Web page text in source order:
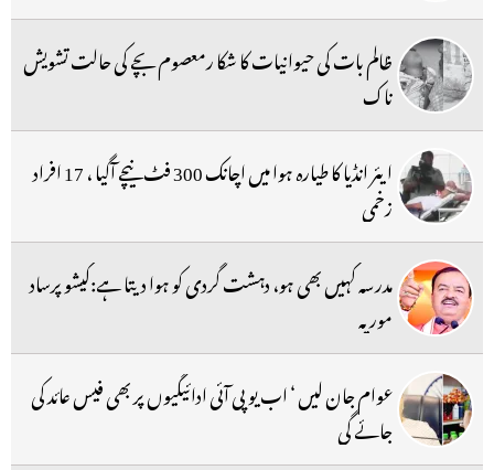
ظالم بات کی حیوانیات کا شکا رمعصوم بچے کی حالت تشویش
ناک
ایئر انڈیا کا طیارہ ہوا میں اچانک 300 فٹ نیچے آگیا ، 17 افراد
زخمی
مدرسہ کہیں بھی ہو، دہشت گردی کو ہوا دیتا ہے:کیشو پرساد
موریہ
عوام جان لیں ‘ اب یو پی آئی ادائیگیوں پر بھی فیس عائد کی
جائے گی